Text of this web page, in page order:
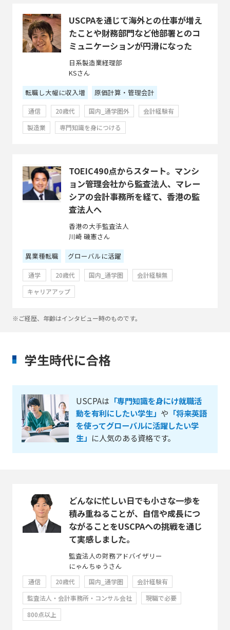
USCPAを通じて海外との仕事が増え
たことや財務部門など他部署とのコ
ミュニケーションが円滑になった
日系製造業経理部
KSさん
転職し大幅に収入増
原価計算・管理会計
通信 20歳代 国内_通学圏外
会計経験有
製造業
専門知識を身につける
TOEIC490点からスタート。マンシ
ョン管理会社から監査法人、マレー
シアの会計事務所を経て、香港の監
査法人へ
香港の大手監査法人
川崎 磯憲さん
異業種転職
グローバルに活躍
通学 20歳代 国内_通学圏
会計経験無
キャリアアップ
※ご経歴、年齢はインタビュー時のものです。
学生時代に合格
USCPAは 「専門知識を身にけ就職活
動を有利にしたい学生」 や 「将来英語
を使ってグローバルに活躍したい学
生」 に人気のある資格です。
どんなに忙しい日でも小さな一歩を
積み重ねることが、自信や成長につ
ながることをUSCPAへの挑戦を通じ
て実感しました。
監査法人の財務アドバイザリー
にゃんちゅうさん
通信 20歳代 国内_通学圏
会計経験有
監査法人・会計事務所・コンサル会社
現職で必要
800点以上